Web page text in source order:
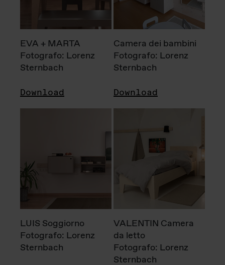
EVA + MARTA
Fotografo: Lorenz
Sternbach
Download
Camera dei bambini
Fotografo: Lorenz
Sternbach
Download
LUIS Soggiorno
Fotografo: Lorenz
Sternbach
VALENTIN Camera
da letto
Fotografo: Lorenz
Sternbach